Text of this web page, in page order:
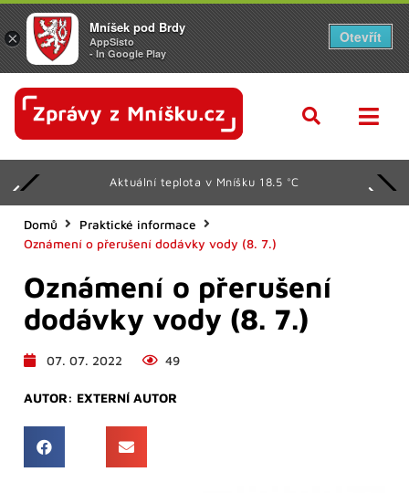
Aktuální teplota v Mníšku 18.5 °C
Domů
Praktické informace
Oznámení o přerušení dodávky vody (8. 7.)
Oznámení o přerušení
dodávky vody (8. 7.)
07. 07. 2022 49
AUTOR: EXTERNÍ AUTOR
×
Mníšek pod Brdy
AppSisto
- In Google Play
Otevřít